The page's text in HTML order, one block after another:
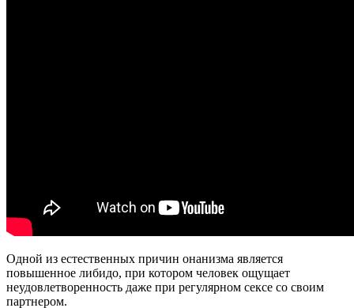
Одной из естественных причин онанизма является
повышенное либидо, при котором человек ощущает
неудовлетворенность даже при регулярном сексе со своим
партнером.